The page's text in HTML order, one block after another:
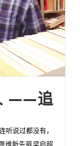
——追
听说过都没有，
维新先驱梁启超